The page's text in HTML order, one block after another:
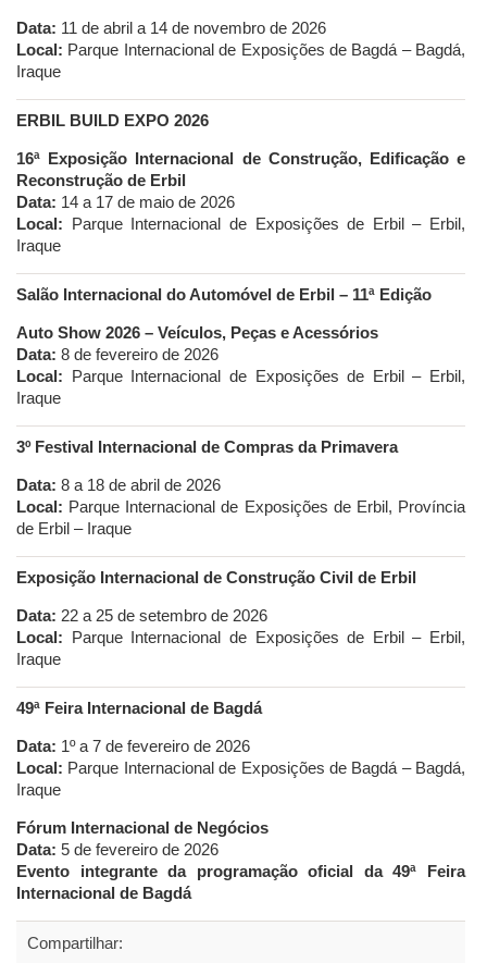
Data: 11 de abril a 14 de novembro de 2026
Local: Parque Internacional de Exposições de Bagdá – Bagdá,
Iraque
ERBIL BUILD EXPO 2026
16ª Exposição Internacional de Construção, Edificação e
Reconstrução de Erbil
Data: 14 a 17 de maio de 2026
Local: Parque Internacional de Exposições de Erbil – Erbil,
Iraque
Salão Internacional do Automóvel de Erbil – 11ª Edição
Auto Show 2026 – Veículos, Peças e Acessórios
Data: 8 de fevereiro de 2026
Local: Parque Internacional de Exposições de Erbil – Erbil,
Iraque
3º Festival Internacional de Compras da Primavera
Data: 8 a 18 de abril de 2026
Local: Parque Internacional de Exposições de Erbil, Província
de Erbil – Iraque
Exposição Internacional de Construção Civil de Erbil
Data: 22 a 25 de setembro de 2026
Local: Parque Internacional de Exposições de Erbil – Erbil,
Iraque
49ª Feira Internacional de Bagdá
Data: 1º a 7 de fevereiro de 2026
Local: Parque Internacional de Exposições de Bagdá – Bagdá,
Iraque
Fórum Internacional de Negócios
Data: 5 de fevereiro de 2026
Evento integrante da programação oficial da 49ª Feira
Internacional de Bagdá
Compartilhar: